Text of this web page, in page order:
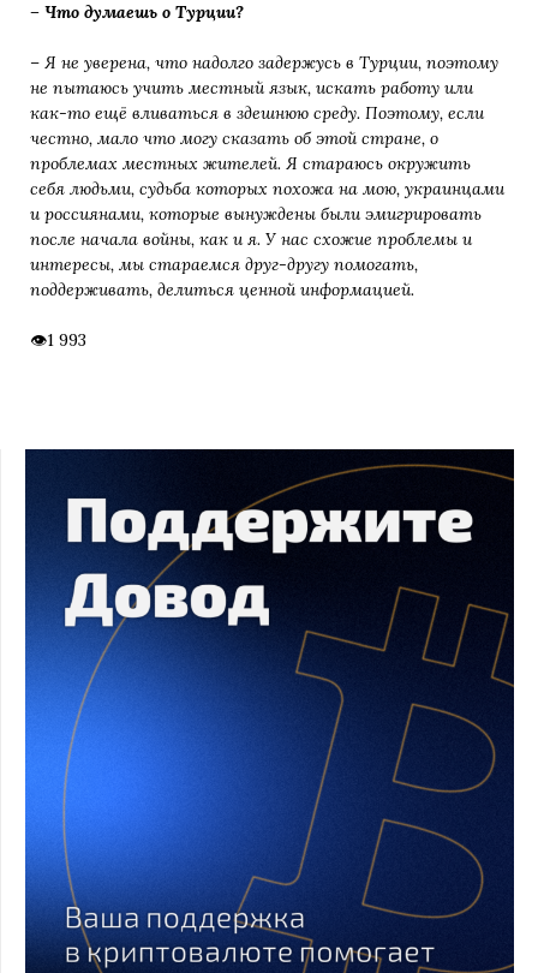
– Что думаешь о Турции?
– Я не уверена, что надолго задержусь в Турции, поэтому
не пытаюсь учить местный язык, искать работу или
как-то ещё вливаться в здешнюю среду. Поэтому, если
честно, мало что могу сказать об этой стране, о
проблемах местных жителей. Я стараюсь окружить
себя людьми, судьба которых похожа на мою, украинцами
и россиянами, которые вынуждены были эмигрировать
после начала войны, как и я. У нас схожие проблемы и
интересы, мы стараемся друг-другу помогать,
поддерживать, делиться ценной информацией.
1 993